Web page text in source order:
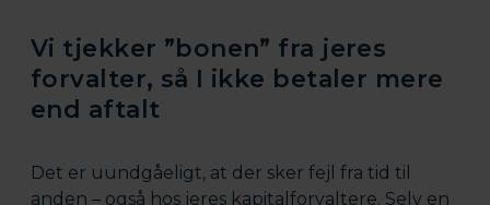
Vi tjekker ”bonen” fra jeres
forvalter, så I ikke betaler mere
end aftalt
Det er uundgåeligt, at der sker fejl fra tid til
anden – også hos jeres kapitalforvaltere. Selv en